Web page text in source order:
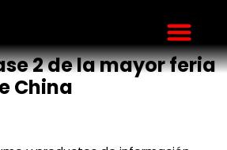
– Fase II
2 de la mayor feria
China